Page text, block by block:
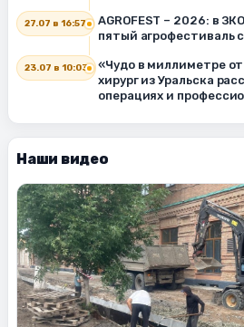
27.07 в 16:57
AGROFEST – 2026: в
пятый агрофестиваль
23.07 в 10:03
«Чудо в миллиметре
хирург из Уральска
операциях и
Наши видео